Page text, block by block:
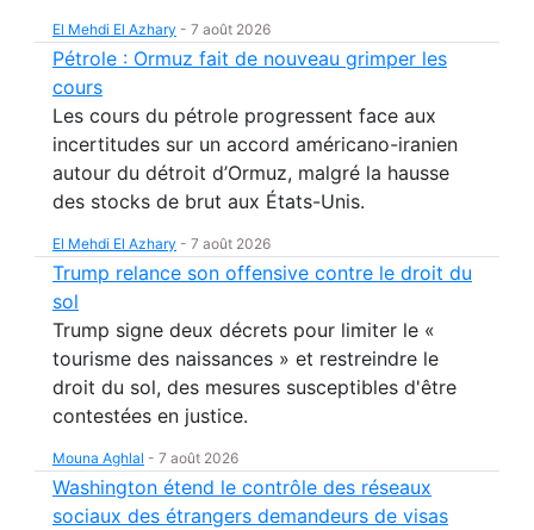
El Mehdi El Azhary - 7 août 2026
Pétrole : Ormuz fait de nouveau grimper les
cours
Les cours du pétrole progressent face aux
incertitudes sur un accord américano-iranien
autour du détroit d’Ormuz, malgré la hausse
des stocks de brut aux États-Unis.
El Mehdi El Azhary - 7 août 2026
Trump relance son offensive contre le droit du
sol
Trump signe deux décrets pour limiter le «
tourisme des naissances » et restreindre le
droit du sol, des mesures susceptibles d'être
contestées en justice.
Mouna Aghlal - 7 août 2026
Washington étend le contrôle des réseaux
sociaux des étrangers demandeurs de visas